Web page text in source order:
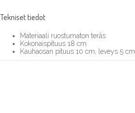
Tekniset tiedot
Materiaali ruostumaton teräs
Kokonaispituus 18 cm
Kauhaosan pituus 10 cm, leveys 5 cm